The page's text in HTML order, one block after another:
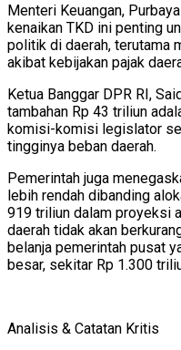
Menteri Keuangan,
kenaikan TKD ini penting
politik di daerah, terutama
akibat kebijakan pajak
Ketua Banggar DPR RI,
tambahan Rp 43 triliun
komisi-komisi legislator
tingginya beban daerah.
Pemerintah juga
lebih rendah dibanding
919 triliun dalam proyeksi
daerah tidak akan
belanja pemerintah pusat
besar, sekitar Rp 1.300
Analisis & Catatan Kritis